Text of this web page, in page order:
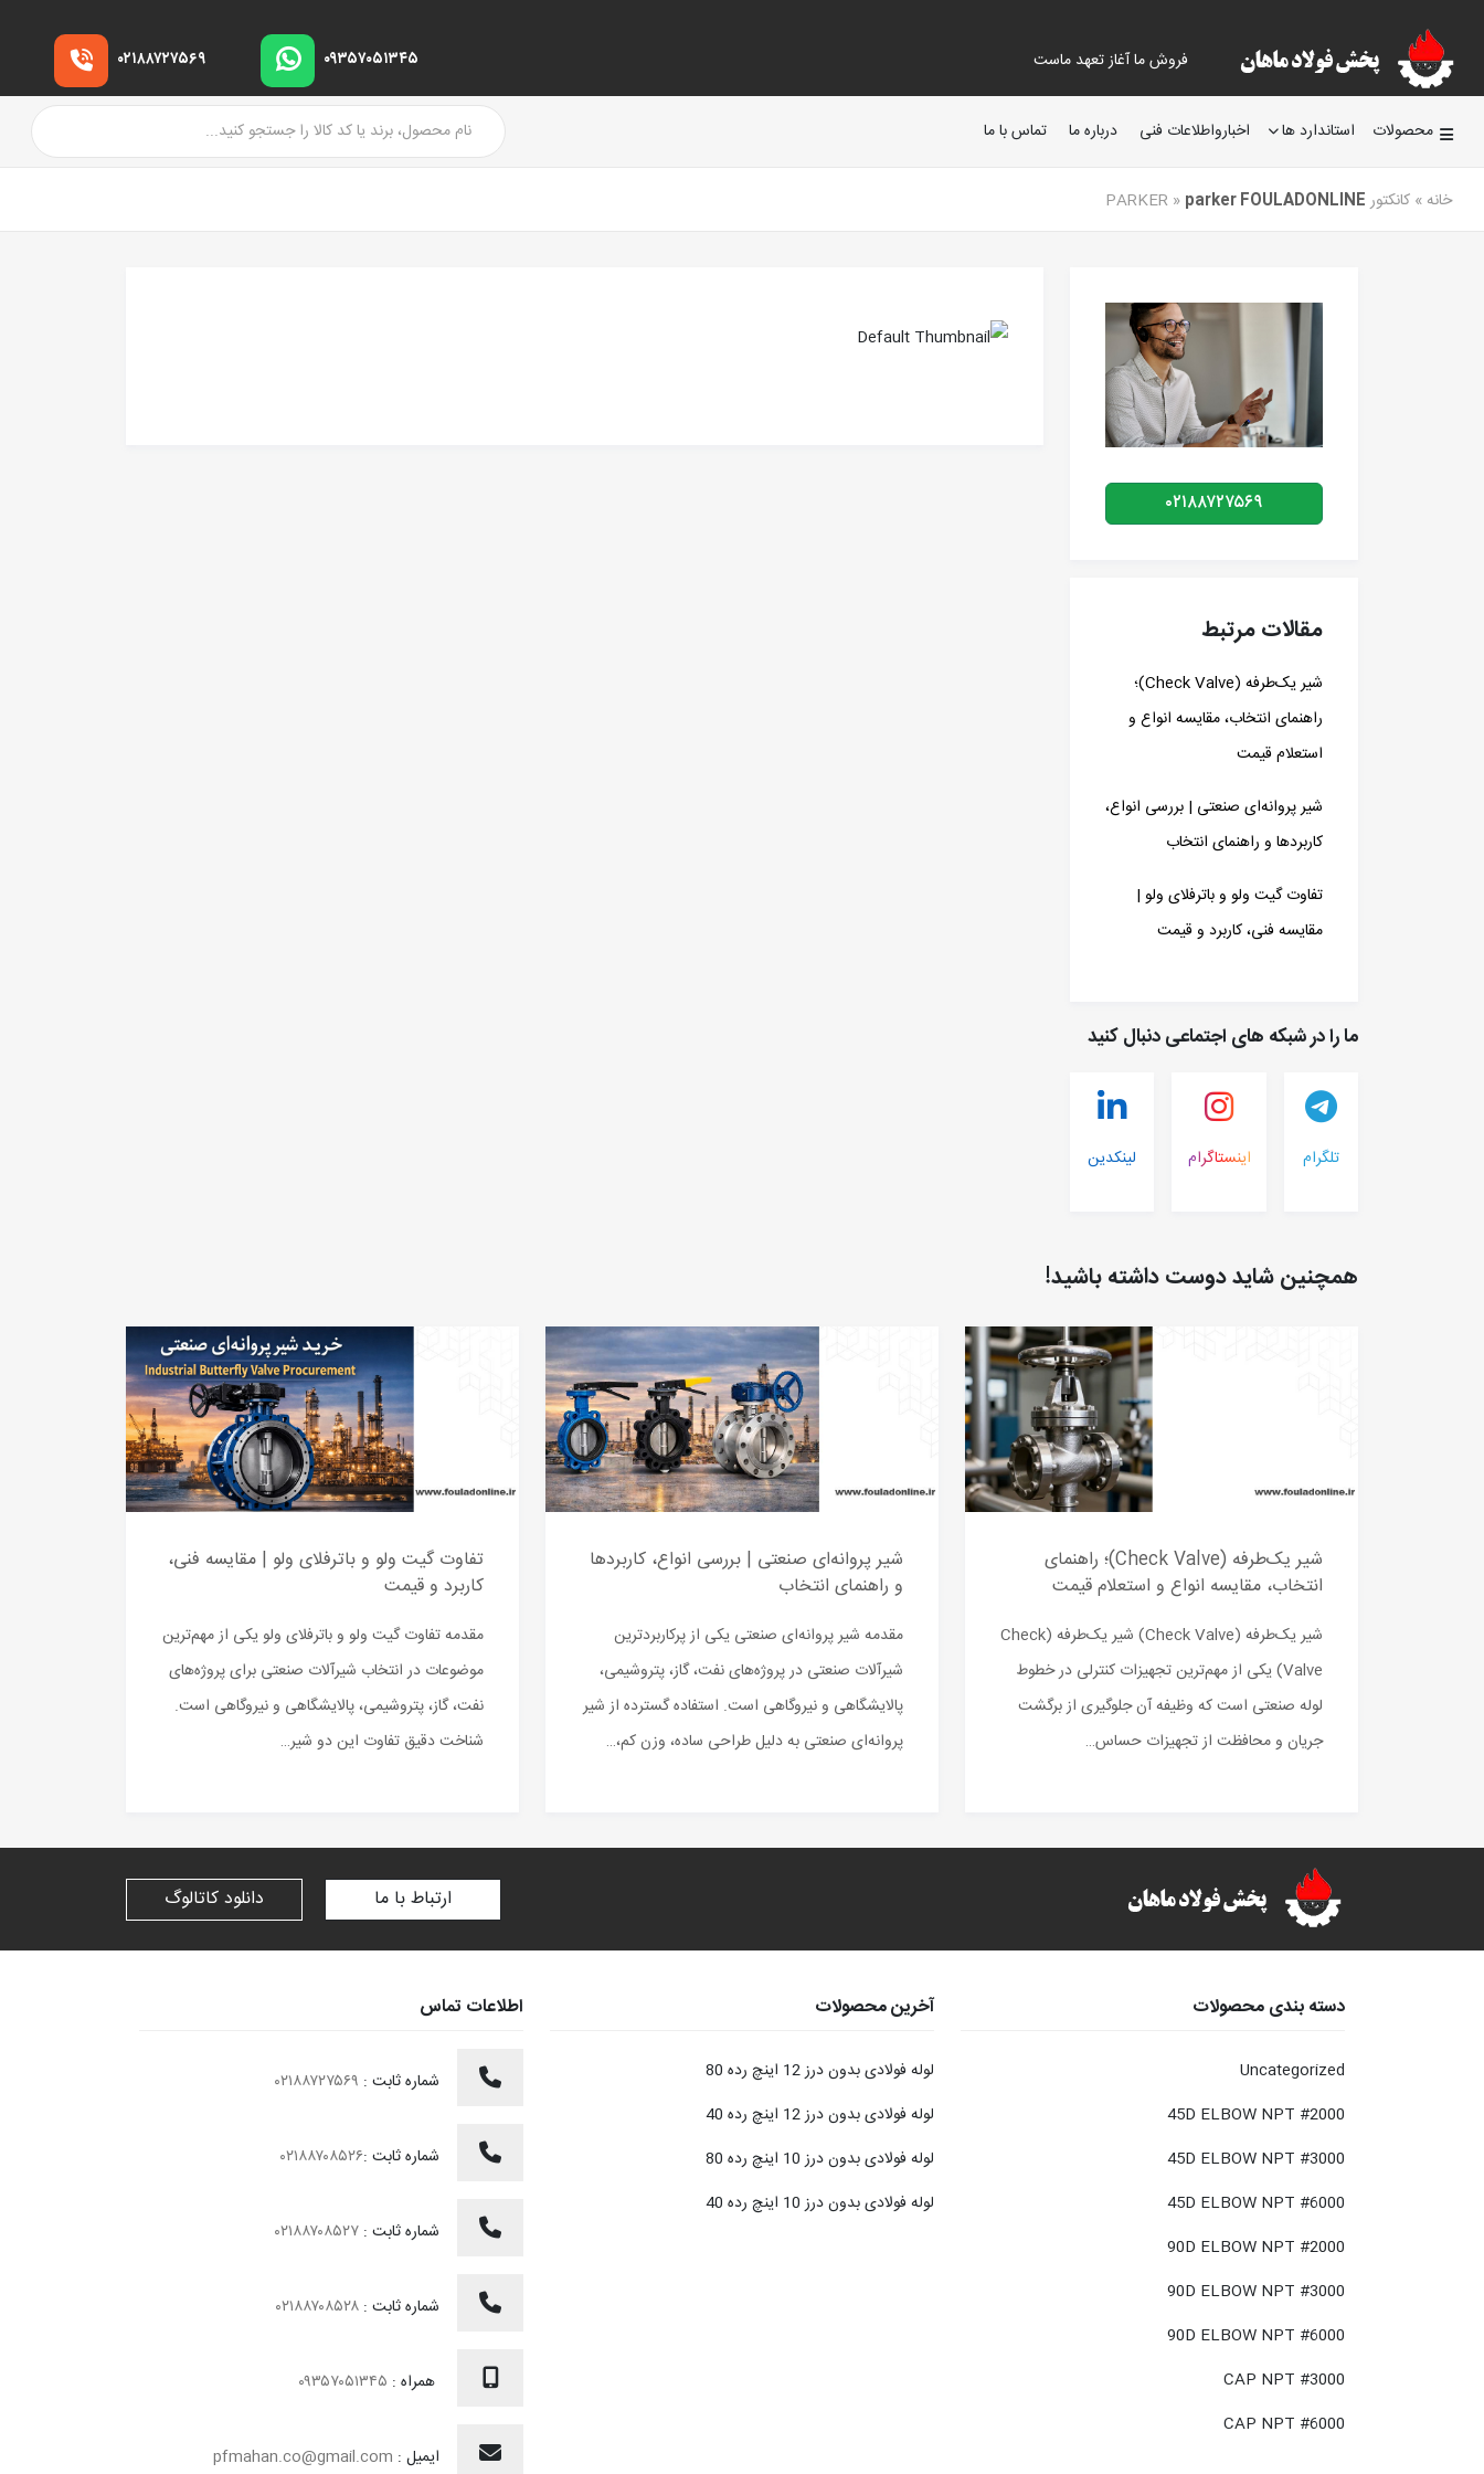
فروش ما آغاز تعهد ماست ۰۹۳۵۷۰۵۱۳۴۵ ۰۲۱۸۸۷۲۷۵۶۹
محصولات استاندارد ها اخبارواطلاعات فنی درباره ما تماس با ما
خانه » کانکتور PARKER » parker FOULADONLINE
۰۲۱۸۸۷۲۷۵۶۹
مقالات مرتبط
شیر یک‌طرفه (Check Valve)؛
راهنمای انتخاب، مقایسه انواع و
استعلام قیمت
شیر پروانه‌ای صنعتی | بررسی انواع،
کاربردها و راهنمای انتخاب
تفاوت گیت ولو و باترفلای ولو |
مقایسه فنی، کاربرد و قیمت
ما را در شبکه های اجتماعی دنبال کنید
تلگرام اینستاگرام لینکدین
همچنین شاید دوست داشته باشید!
شیر یک‌طرفه (Check Valve)؛ راهنمای
انتخاب، مقایسه انواع و استعلام قیمت
شیر یک‌طرفه (Check Valve) شیر یک‌طرفه (Check
Valve) یکی از مهم‌ترین تجهیزات کنترلی در خطوط
لوله صنعتی است که وظیفه آن جلوگیری از برگشت
جریان و محافظت از تجهیزات حساس…
شیر پروانه‌ای صنعتی | بررسی انواع، کاربردها
و راهنمای انتخاب
مقدمه شیر پروانه‌ای صنعتی یکی از پرکاربردترین
شیرآلات صنعتی در پروژه‌های نفت، گاز، پتروشیمی،
پالایشگاهی و نیروگاهی است. استفاده گسترده از شیر
پروانه‌ای صنعتی به دلیل طراحی ساده، وزن کم،…
تفاوت گیت ولو و باترفلای ولو | مقایسه فنی،
کاربرد و قیمت
مقدمه تفاوت گیت ولو و باترفلای ولو یکی از مهم‌ترین
موضوعات در انتخاب شیرآلات صنعتی برای پروژه‌های
نفت، گاز، پتروشیمی، پالایشگاهی و نیروگاهی است.
شناخت دقیق تفاوت این دو شیر…
ارتباط با ما دانلود کاتالوگ
دسته بندی محصولات
Uncategorized
45D ELBOW NPT #2000
45D ELBOW NPT #3000
45D ELBOW NPT #6000
90D ELBOW NPT #2000
90D ELBOW NPT #3000
90D ELBOW NPT #6000
CAP NPT #3000
CAP NPT #6000
آخرین محصولات
لوله فولادی بدون درز 12 اینچ رده 80
لوله فولادی بدون درز 12 اینچ رده 40
لوله فولادی بدون درز 10 اینچ رده 80
لوله فولادی بدون درز 10 اینچ رده 40
اطلاعات تماس
شماره ثابت :
شماره ثابت :۰۲۱۸۸۷۰۸۵۲۶
شماره ثابت :
شماره ثابت :
همراه :
ایمیل : pfmahan.co@gmail.com